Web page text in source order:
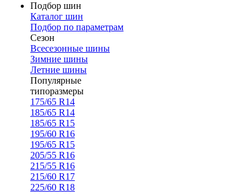
Подбор шин
Каталог шин
Подбор по параметрам
Сезон
Всесезонные шины
Зимние шины
Летние шины
Популярные
типоразмеры
175/65 R14
185/65 R14
185/65 R15
195/60 R16
195/65 R15
205/55 R16
215/55 R16
215/60 R17
225/60 R18